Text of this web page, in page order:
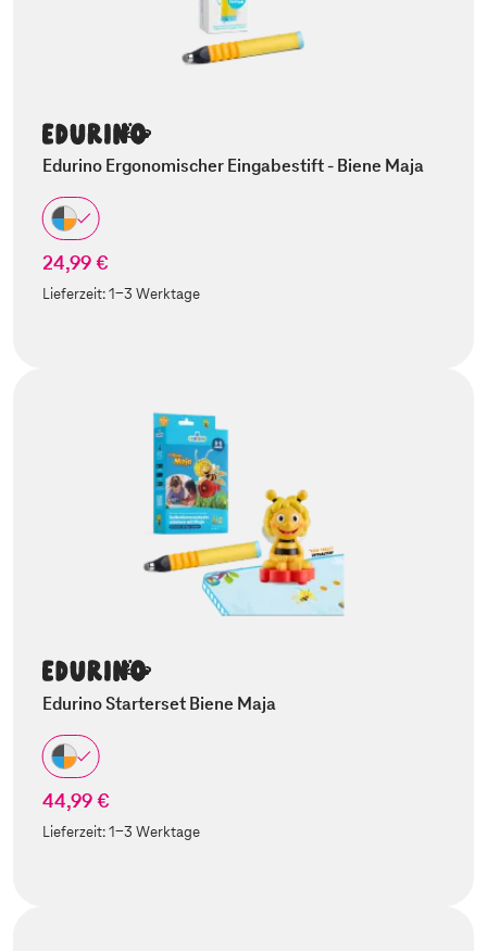
Edurino Ergonomischer Eingabestift - Biene Maja
24,99 €
Lieferzeit:1-3 Werktage
Edurino Starterset Biene Maja
44,99 €
Lieferzeit:1-3 Werktage